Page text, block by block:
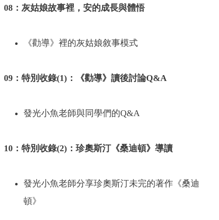
08：灰姑娘故事裡，安的成長與體悟
《勸導》裡的灰姑娘敘事模式
09：特別收錄(1)：《勸導》讀後討論Q&A
發光小魚老師與同學們的Q&A
10：特別收錄(2)：珍奧斯汀《桑迪頓》導讀
發光小魚老師分享珍奧斯汀未完的著作《桑迪
頓》